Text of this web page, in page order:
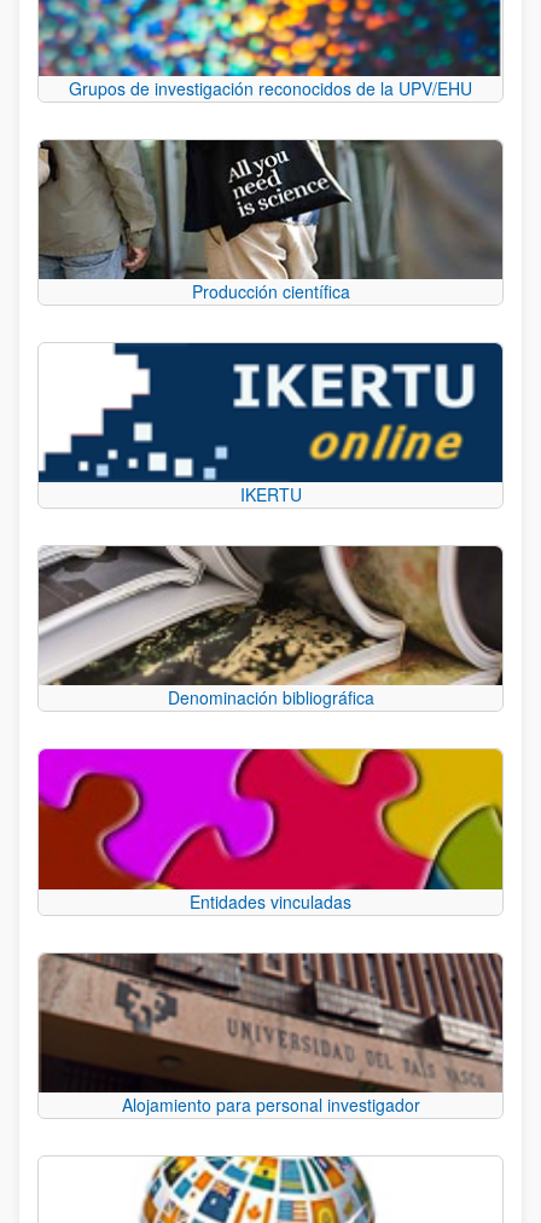
Grupos de investigación reconocidos de la UPV/EHU
Producción científica
IKERTU
Denominación bibliográfica
Entidades vinculadas
Alojamiento para personal investigador